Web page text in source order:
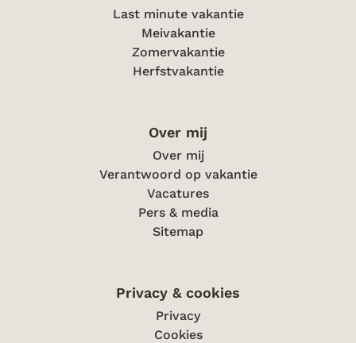
Last minute vakantie
Meivakantie
Zomervakantie
Herfstvakantie
Over mij
Over mij
Verantwoord op vakantie
Vacatures
Pers & media
Sitemap
Privacy & cookies
Privacy
Cookies